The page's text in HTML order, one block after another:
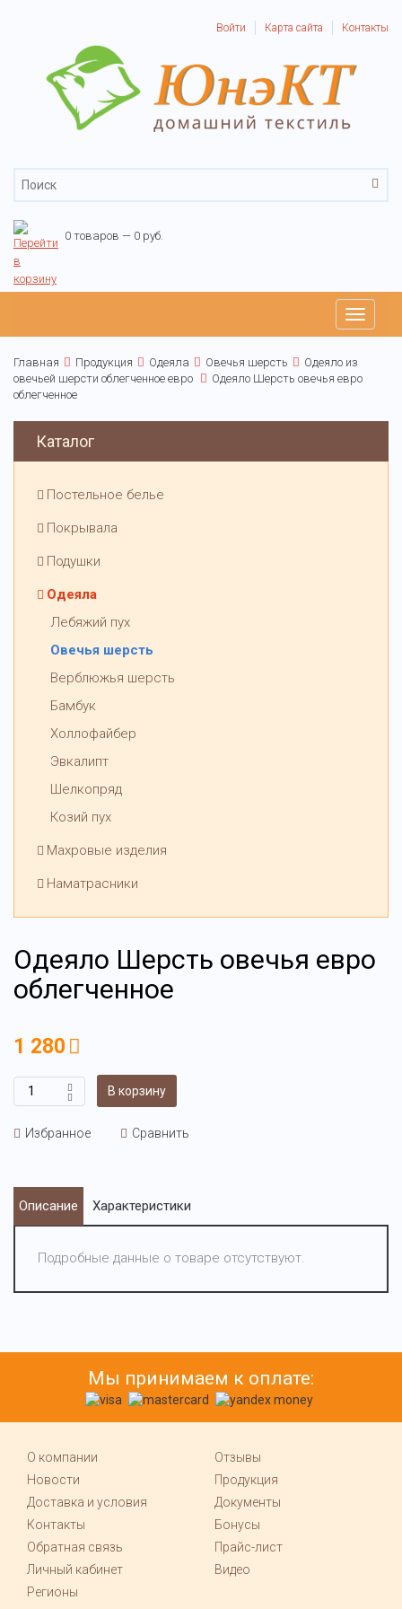
Войти Карта сайта Контакты
0 товаров — 0 руб.
Toggle
Главная Продукция Одеяла Овечья шерсть
Одеяло из
овечьей шерсти облегченное евро
Одеяло Шерсть овечья евро
облегченное
Каталог
Постельное белье
Покрывала
Подушки
Одеяла
Лебяжий пух
Овечья шерсть
Верблюжья шерсть
Бамбук
Холлофайбер
Эвкалипт
Шелкопряд
Козий пух
Махровые изделия
Наматрасники
Одеяло Шерсть овечья евро
облегченное
1 280
В корзину
Избранное Сравнить
Описание Характеристики
Подробные данные о товаре отсутствуют.
Мы принимаем к оплате:
О компании
Отзывы
Новости
Продукция
Доставка и условия
Документы
Контакты
Бонусы
Обратная связь
Прайс-лист
Личный кабинет
Видео
Регионы